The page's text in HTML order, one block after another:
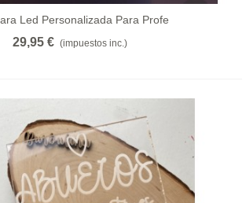
Led Personalizada Para Profe
29,95 € (impuestos inc.)